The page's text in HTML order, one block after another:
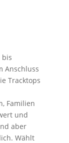
bis
Anschluss
Tracktops
Familien
und
aber
Wählt